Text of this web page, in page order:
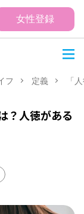
女性登録
フ 定義 「
？人徳がある